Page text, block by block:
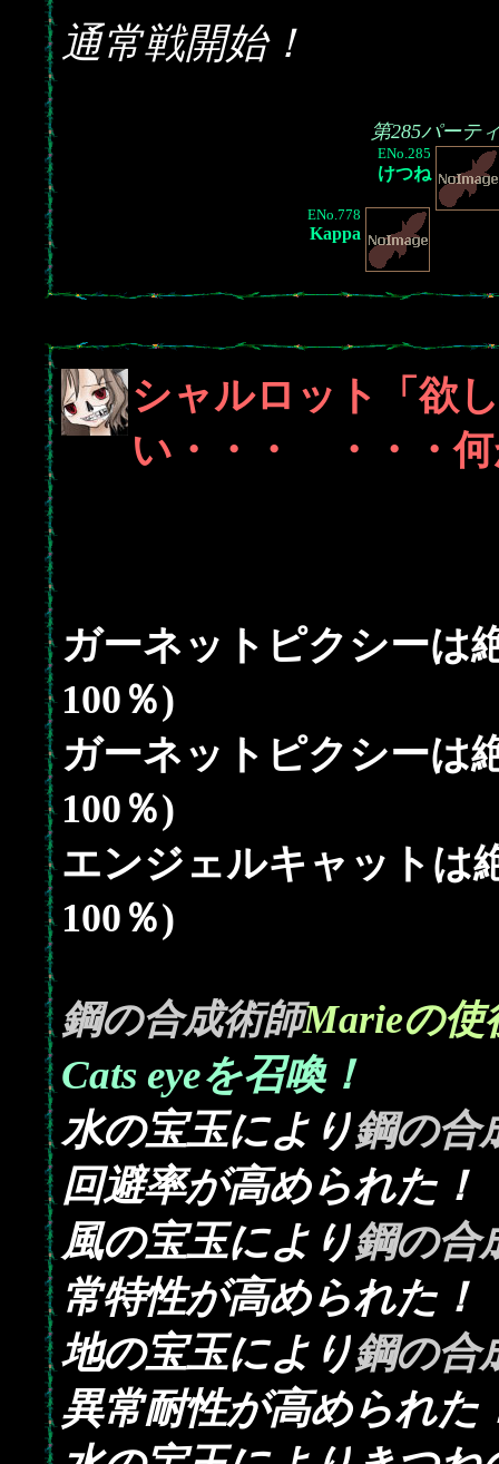
通常戦開始！
第285パーテ
ENo.285
けつね
ENo.778
Kappa
シャルロット「欲
い・・・ ・・・何
ガーネットピクシーは
100％)
ガーネットピクシーは
100％)
エンジェルキャットは
100％)
鋼の合成術師Marieの使
Cats eyeを召喚！
水の宝玉により鋼の合
回避率が高められた！
風の宝玉により鋼の合
常特性が高められた！
地の宝玉により鋼の合
異常耐性が高められた